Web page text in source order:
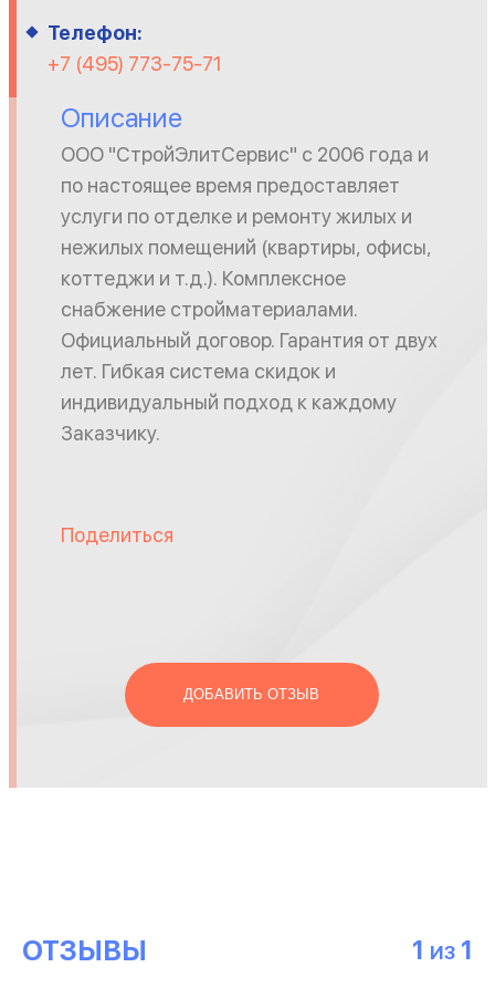
Телефон:
+7 (495) 773-75-71
Описание
ООО "СтройЭлитСервис" с 2006 года и
по настоящее время предоставляет
услуги по отделке и ремонту жилых и
нежилых помещений (квартиры, офисы,
коттеджи и т.д.). Комплексное
снабжение стройматериалами.
Официальный договор. Гарантия от двух
лет. Гибкая система скидок и
индивидуальный подход к каждому
Заказчику.
Поделиться
ДОБАВИТЬ ОТЗЫВ
ОТЗЫВЫ 1 ИЗ 1